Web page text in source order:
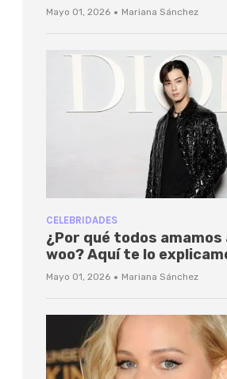
Mayo 01, 2026 · Mariana Sánchez
CELEBRIDADES
¿Por qué todos amamos
woo? Aquí te lo
Mayo 01, 2026 · Mariana Sánchez